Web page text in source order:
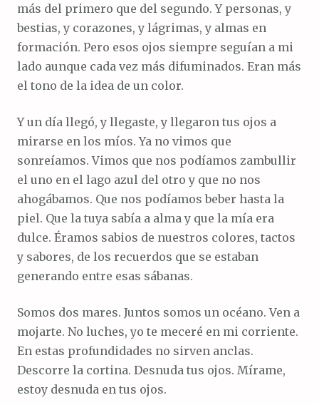
más del primero que del segundo. Y personas, y
bestias, y corazones, y lágrimas, y almas en
formación. Pero esos ojos siempre seguían a mi
lado aunque cada vez más difuminados. Eran más
el tono de la idea de un color.
Y un día llegó, y llegaste, y llegaron tus ojos a
mirarse en los míos. Ya no vimos que
sonreíamos. Vimos que nos podíamos zambullir
el uno en el lago azul del otro y que no nos
ahogábamos. Que nos podíamos beber hasta la
piel. Que la tuya sabía a alma y que la mía era
dulce. Éramos sabios de nuestros colores, tactos
y sabores, de los recuerdos que se estaban
generando entre esas sábanas.
Somos dos mares. Juntos somos un océano. Ven a
mojarte. No luches, yo te meceré en mi corriente.
En estas profundidades no sirven anclas.
Descorre la cortina. Desnuda tus ojos. Mírame,
estoy desnuda en tus ojos.